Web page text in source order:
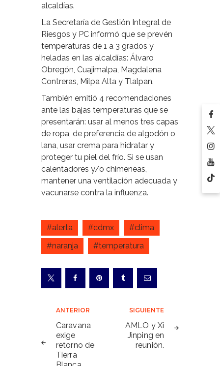
alcaldías.
La Secretaría de Gestión Integral de
Riesgos y PC informó que se prevén
temperaturas de 1 a 3 grados y
heladas en las alcaldías: Álvaro
Obregón, Cuajimalpa, Magdalena
Contreras, Milpa Alta y Tlalpan.
También emitió 4 recomendaciones
ante las bajas temperaturas que se
presentarán: usar al menos tres capas
de ropa, de preferencia de algodón o
lana, usar crema para hidratar y
proteger tu piel del frío. Si se usan
calentadores y/o chimeneas,
mantener una ventilación adecuada y
vacunarse contra la influenza.
#alerta #cdmx
#clima
#naranja
#temperatura
Navegación
de
entradas
ANTERIOR
Caravana
exige
retorno de
Tierra
SIGUIENTE
AMLO y Xi
Jinping en
reunión.